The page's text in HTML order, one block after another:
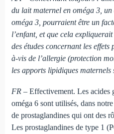
du lait maternel en oméga 3,
oméga 3, pourraient être un
l’enfant, et que cela
des études concernant les
à-vis de l’allergie (protection
les apports lipidiques maternels
FR –Effectivement. Les acides
oméga 6 sont utilisés, dans
de prostaglandines qui ont des
Les prostaglandines de type 1